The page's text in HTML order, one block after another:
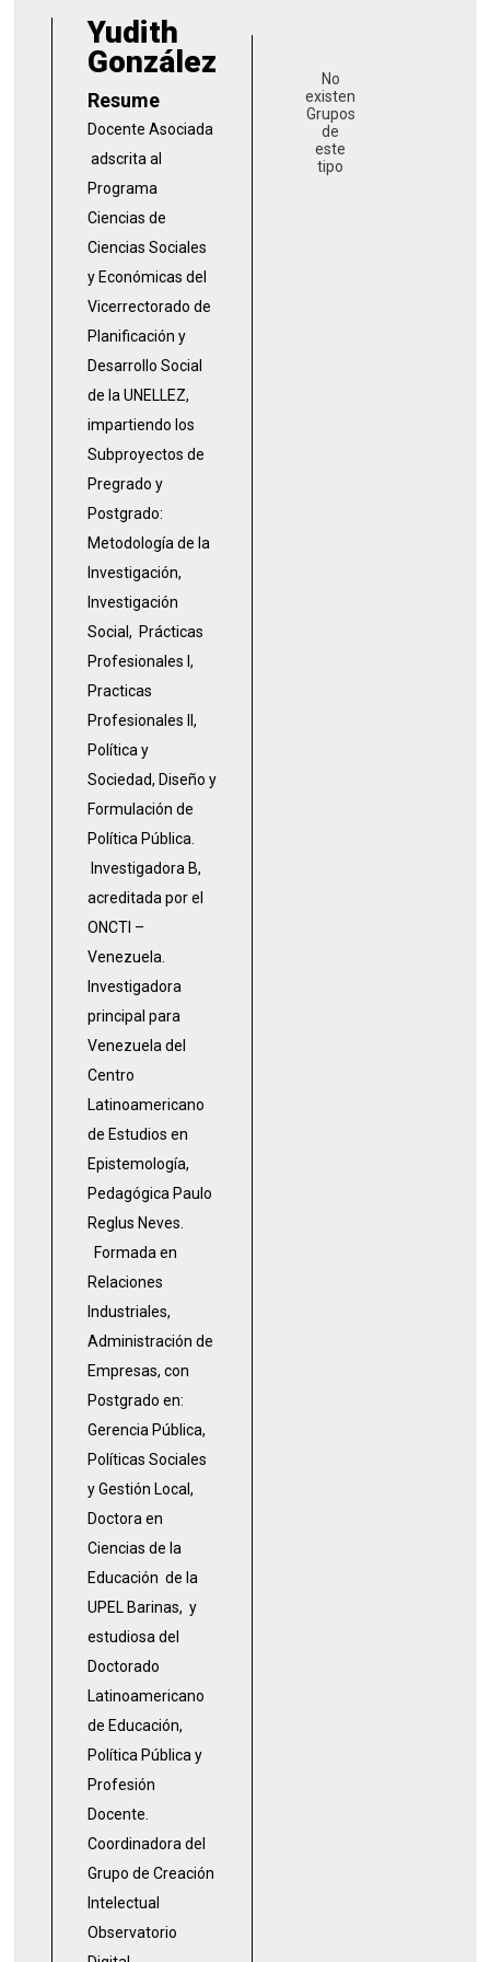
Yudith
González
Resume
Docente Asociada
adscrita al
Programa
Ciencias de
Ciencias Sociales
y Económicas del
Vicerrectorado de
Planificación y
Desarrollo Social
de la UNELLEZ,
impartiendo los
Subproyectos de
Pregrado y
Postgrado:
Metodología de la
Investigación,
Investigación
Social, Prácticas
Profesionales I,
Practicas
Profesionales II,
Política y
Sociedad, Diseño y
Formulación de
Política Pública.
Investigadora B,
acreditada por el
ONCTI –
Venezuela.
Investigadora
principal para
Venezuela del
Centro
Latinoamericano
de Estudios en
Epistemología,
Pedagógica Paulo
Reglus Neves.
Formada en
Relaciones
Industriales,
Administración de
Empresas, con
Postgrado en:
Gerencia Pública,
Políticas Sociales
y Gestión Local,
Doctora en
Ciencias de la
Educación de la
UPEL Barinas, y
estudiosa del
Doctorado
Latinoamericano
de Educación,
Política Pública y
Profesión
Docente.
Coordinadora del
Grupo de Creación
Intelectual
Observatorio
No
existen
Grupos
de
este
tipo